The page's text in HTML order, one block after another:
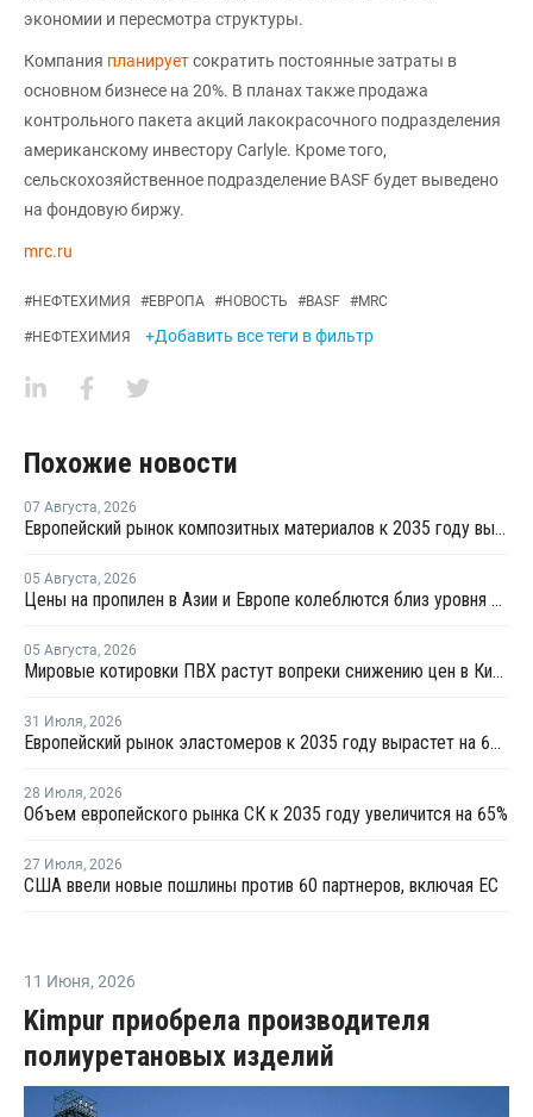
экономии и пересмотра структуры.
Компания планируетсократить постоянные затраты в
основном бизнесе на 20%. В планах также продажа
контрольного пакета акций лакокрасочного подразделения
американскому инвестору Carlyle. Кроме того,
сельскохозяйственное подразделение BASF будет выведено
на фондовую биржу.
mrc.ru
#НЕФТЕХИМИЯ #ЕВРОПА #НОВОСТЬ #BASF #MRC
#НЕФТЕХИМИЯ +Добавить все теги в фильтр
Похожие новости
07 Августа, 2026
Европейский рынок композитных материалов к 2035 году вырастет до USD47,5 млрд
05 Августа, 2026
Цены на пропилен в Азии и Европе колеблются близ уровня в USD1000
05 Августа, 2026
Мировые котировки ПВХ растут вопреки снижению цен в Китае
31 Июля, 2026
Европейский рынок эластомеров к 2035 году вырастет на 64%
28 Июля, 2026
Объем европейского рынка СК к 2035 году увеличится на 65%
27 Июля, 2026
США ввели новые пошлины против 60 партнеров, включая ЕС
11 Июня, 2026
Kimpur приобрела производителя
полиуретановых изделий